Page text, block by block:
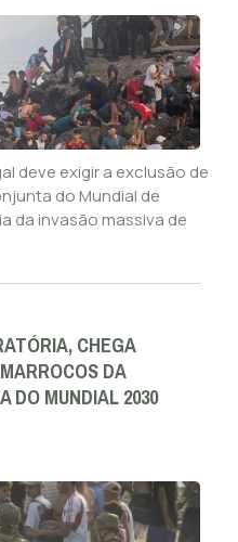
deve exigir a exclusão de
do Mundial de
da invasão massiva de
CHEGA
DA
DO MUNDIAL 2030